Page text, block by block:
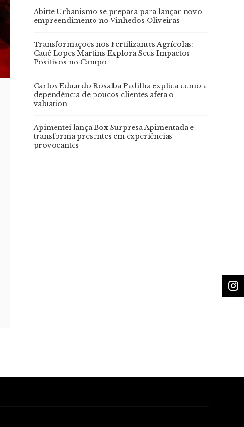
Abitte Urbanismo se prepara para lançar novo
empreendimento no Vinhedos Oliveiras
Transformações nos Fertilizantes Agrícolas:
Cauê Lopes Martins Explora Seus Impactos
Positivos no Campo
Carlos Eduardo Rosalba Padilha explica como a
dependência de poucos clientes afeta o
valuation
Apimentei lança Box Surpresa Apimentada e
transforma presentes em experiências
provocantes